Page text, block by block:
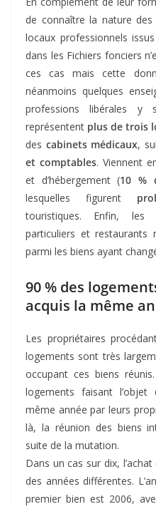
de connaître la nature des
locaux professionnels
dans les Fichiers fonciers
ces cas mais cette
néanmoins quelques
professions libérales
représentent plus de trois
des cabinets médicaux,
et comptables. Viennent
et d’hébergement (10 %
lesquelles figurent
touristiques. Enfin, les
particuliers et restaurants
parmi les biens ayant
90 % des
acquis la même
Les propriétaires
logements sont très
occupant ces biens
logements faisant
même année par leurs
là, la réunion des biens
suite de la mutation.
Dans un cas sur dix,
des années différentes.
premier bien est 2006,